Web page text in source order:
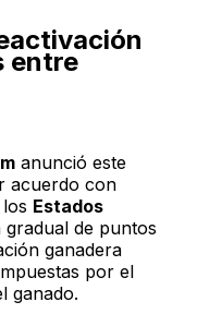
entre
anunció este
acuerdo con
Estados
de puntos
ganadera
por el
ganado.